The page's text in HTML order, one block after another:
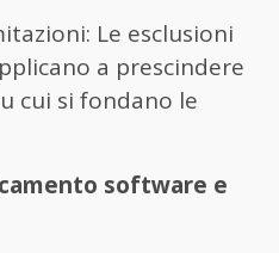
Le esclusioni
a prescindere
cui si fondano le
software e